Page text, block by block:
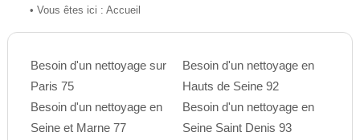
• Vous êtes ici : Accueil
Besoin d'un nettoyage sur
Paris 75
Besoin d'un nettoyage en
Seine et Marne 77
Besoin d'un nettoyage en
Hauts de Seine 92
Besoin d'un nettoyage en
Seine Saint Denis 93